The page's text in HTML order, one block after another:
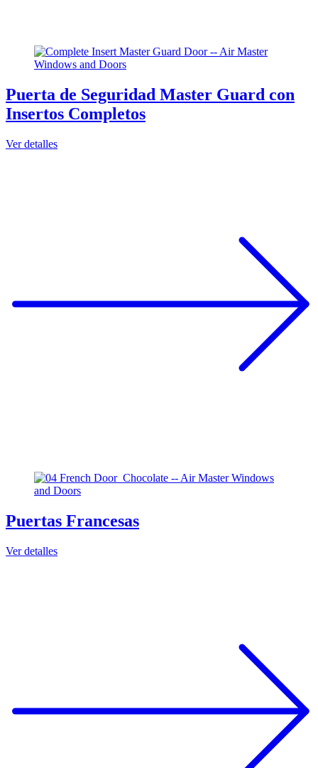
Puerta de Seguridad Master Guard con
Insertos Completos
Ver detalles
Puertas Francesas
Ver detalles